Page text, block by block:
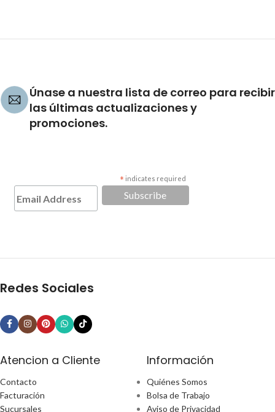
Únase a nuestra lista de correo para recibir
las últimas actualizaciones y
promociones.
* indicates required
Redes Sociales
Atencion a Cliente
Contacto
Facturación
Sucursales
Información
Quiénes Somos
Bolsa de Trabajo
Aviso de Privacidad